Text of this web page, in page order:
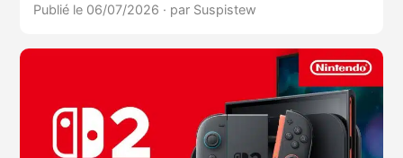
Publié le 06/07/2026 · par Suspistew